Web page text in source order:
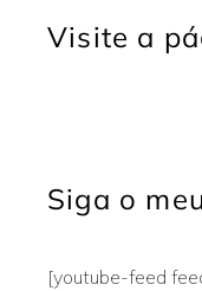
Visite a
Siga o
[youtube-feed